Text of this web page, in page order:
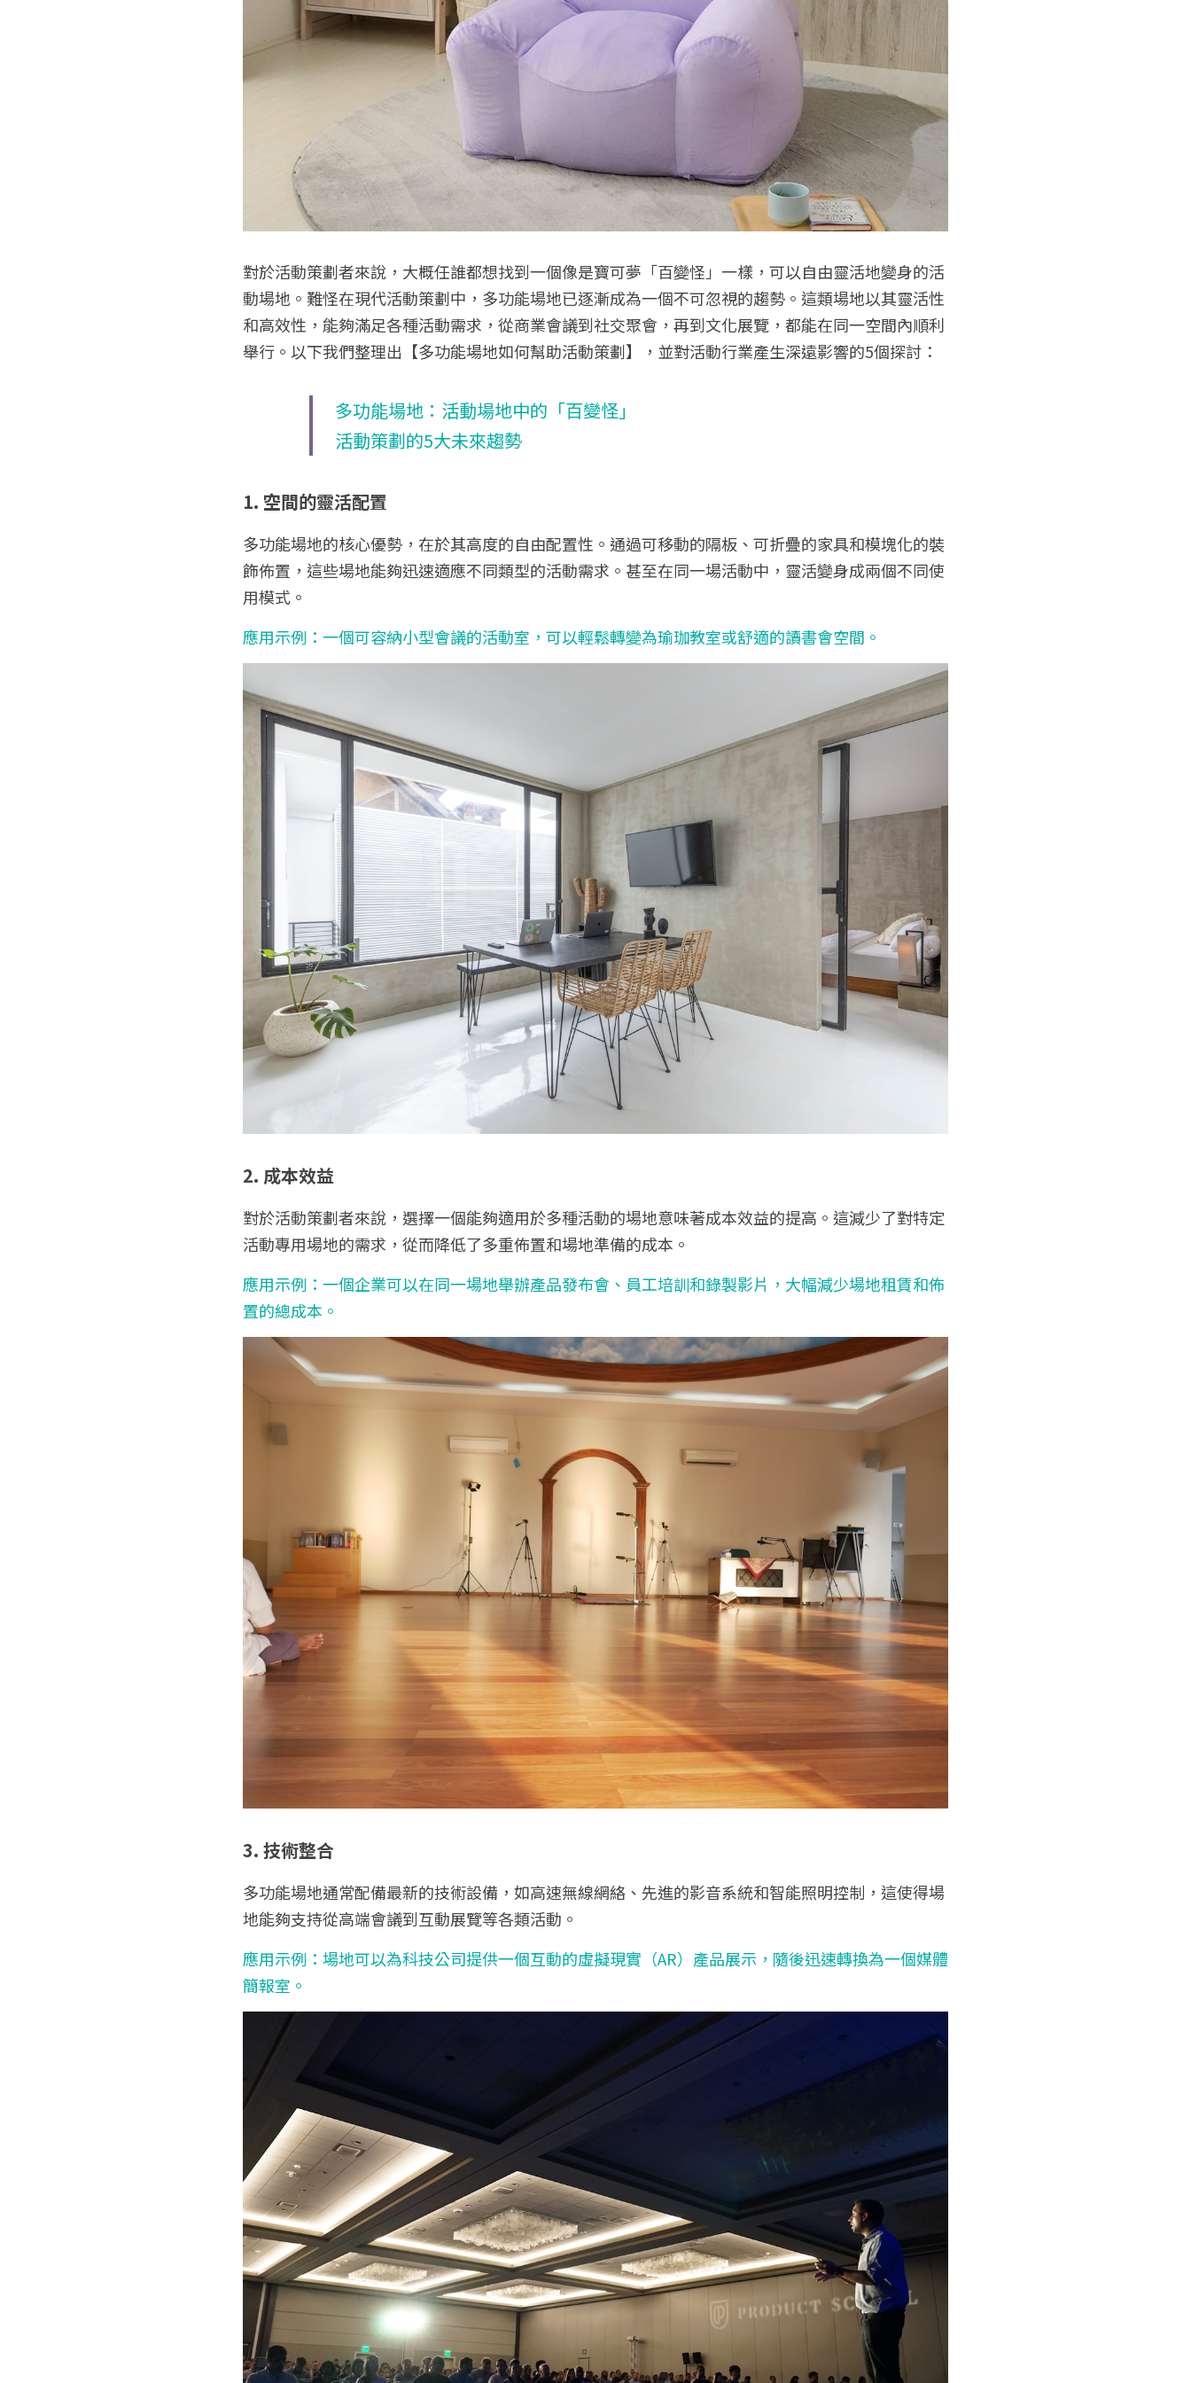
對於活動策劃者來說，大概任誰都想找到一個像是寶可夢「百變怪」一樣，可以自由靈活地變身的活
動場地。難怪在現代活動策劃中，多功能場地已逐漸成為一個不可忽視的趨勢。這類場地以其靈活性
和高效性，能夠滿足各種活動需求，從商業會議到社交聚會，再到文化展覽，都能在同一空間內順利
舉行。以下我們整理出【多功能場地如何幫助活動策劃】，並對活動行業產生深遠影響的5個探討：
多功能場地： 活動場地中的「百變怪」
活動策劃的5大未來趨勢
1. 空間的靈活配置
多功能場地的核心優勢，在於其高度的自由配置性。通過可移動的隔板、可折疊的家具和模塊化的裝
飾佈置，這些場地能夠迅速適應不同類型的活動需求。甚至在同一場活動中，靈活變身成兩個不同使
用模式。
應用示例：一個可容納小型會議的活動室，可以輕鬆轉變為瑜珈教室或舒適的讀書會空間。
2. 成本效益
對於活動策劃者來說，選擇一個能夠適用於多種活動的場地意味著成本效益的提高。這減少了對特定
活動專用場地的需求，從而降低了多重佈置和場地準備的成本。
應用示例：一個企業可以在同一場地舉辦產品發布會、員工培訓和錄製影片，大幅減少場地租賃和佈
置的總成本。
3. 技術整合
多功能場地通常配備最新的技術設備，如高速無線網絡、先進的影音系統和智能照明控制，這使得場
地能夠支持從高端會議到互動展覽等各類活動。
應用示例：場地可以為科技公司提供一個互動的虛擬現實（AR）產品展示，隨後迅速轉換為一個媒體
簡報室。